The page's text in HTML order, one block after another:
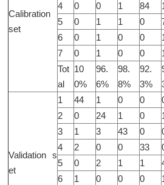
Calibration
set
4
0 0 1 84
5
0 1 1 0
6
0 1 0 0
7
0 1 0 0
Tot
al
10
0%
96.
6%
98.
8%
92.
3%
Validation s
et
1 44 1 0 0
2
0 24 1 0
3
1 3 43 0
4
2 0 0 33
5
0 2 1 1
6
1 0 0 0